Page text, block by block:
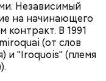
Независимый
на начинающего
контракт. В 1991
(от слов
и "Iroquois" (племя
получил
в 1998 году была
"Лучшее
или группой".
песни